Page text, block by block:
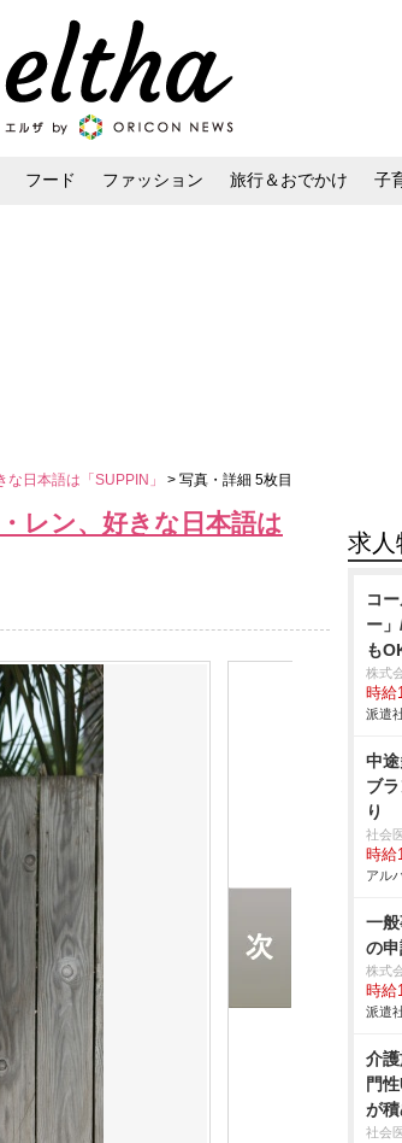
フード ファッション 旅行＆おでかけ 子
日本語は「SUPPIN」 > 写真・詳細 5枚目
レン、好きな日本語は
求人
コ
ー
も
株式
時給
派遣
中
ブ
り
社会
時給
アル
一
の
株式
時給
派遣
介
門
が
社会